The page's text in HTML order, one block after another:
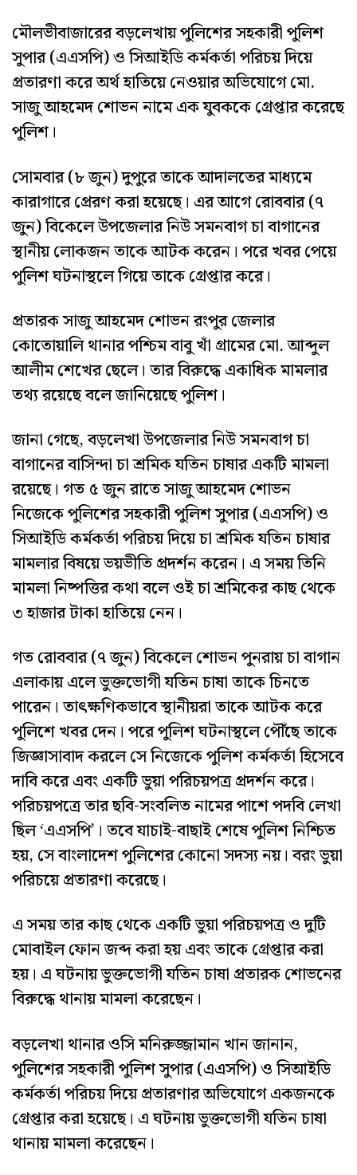
মৌলভীবাজারের বড়লেখায় পুলিশের সহকারী পুলিশ
সুপার (এএসপি) ও সিআইডি কর্মকর্তা পরিচয় দিয়ে
প্রতারণা করে অর্থ হাতিয়ে নেওয়ার অভিযোগে মো.
সাজু আহমেদ শোভন নামে এক যুবককে গ্রেপ্তার করেছে
পুলিশ।
সোমবার (৮ জুন) দুপুরে তাকে আদালতের মাধ্যমে
কারাগারে প্রেরণ করা হয়েছে। এর আগে রোববার (৭
জুন) বিকেলে উপজেলার নিউ সমনবাগ চা বাগানের
স্থানীয় লোকজন তাকে আটক করেন। পরে খবর পেয়ে
পুলিশ ঘটনাস্থলে গিয়ে তাকে গ্রেপ্তার করে।
প্রতারক সাজু আহমেদ শোভন রংপুর জেলার
কোতোয়ালি থানার পশ্চিম বাবু খাঁ গ্রামের মো. আব্দুল
আলীম শেখের ছেলে। তার বিরুদ্ধে একাধিক মামলার
তথ্য রয়েছে বলে জানিয়েছে পুলিশ।
জানা গেছে, বড়লেখা উপজেলার নিউ সমনবাগ চা
বাগানের বাসিন্দা চা শ্রমিক যতিন চাষার একটি মামলা
রয়েছে। গত ৫ জুন রাতে সাজু আহমেদ শোভন
নিজেকে পুলিশের সহকারী পুলিশ সুপার (এএসপি) ও
সিআইডি কর্মকর্তা পরিচয় দিয়ে চা শ্রমিক যতিন চাষার
মামলার বিষয়ে ভয়ভীতি প্রদর্শন করেন। এ সময় তিনি
মামলা নিষ্পত্তির কথা বলে ওই চা শ্রমিকের কাছ থেকে
৩ হাজার টাকা হাতিয়ে নেন।
গত রোববার (৭ জুন) বিকেলে শোভন পুনরায় চা বাগান
এলাকায় এলে ভুক্তভোগী যতিন চাষা তাকে চিনতে
পারেন। তাৎক্ষণিকভাবে স্থানীয়রা তাকে আটক করে
পুলিশে খবর দেন। পরে পুলিশ ঘটনাস্থলে পৌঁছে তাকে
জিজ্ঞাসাবাদ করলে সে নিজেকে পুলিশ কর্মকর্তা হিসেবে
দাবি করে এবং একটি ভুয়া পরিচয়পত্র প্রদর্শন করে।
পরিচয়পত্রে তার ছবি-সংবলিত নামের পাশে পদবি লেখা
ছিল ‘এএসপি’। তবে যাচাই-বাছাই শেষে পুলিশ নিশ্চিত
হয়, সে বাংলাদেশ পুলিশের কোনো সদস্য নয়। বরং ভুয়া
পরিচয়ে প্রতারণা করেছে।
এ সময় তার কাছ থেকে একটি ভুয়া পরিচয়পত্র ও দুটি
মোবাইল ফোন জব্দ করা হয় এবং তাকে গ্রেপ্তার করা
হয়। এ ঘটনায় ভুক্তভোগী যতিন চাষা প্রতারক শোভনের
বিরুদ্ধে থানায় মামলা করেছেন।
বড়লেখা থানার ওসি মনিরুজ্জামান খান জানান,
পুলিশের সহকারী পুলিশ সুপার (এএসপি) ও সিআইডি
কর্মকর্তা পরিচয় দিয়ে প্রতারণার অভিযোগে একজনকে
গ্রেপ্তার করা হয়েছে। এ ঘটনায় ভুক্তভোগী যতিন চাষা
থানায় মামলা করেছেন।